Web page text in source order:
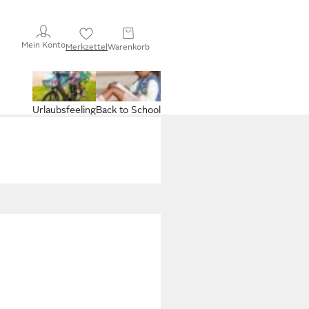
Mein KontoMerkzettelWarenkorb
Back to School
Urlaubsfeeling